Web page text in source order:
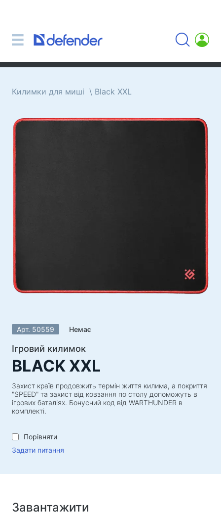
Набори (клавіатура + миша)
Клавіатури
Петличні мікрофони
Комп'ютерні мікрофони
Бездротові гарнітури
Гарнітури для мобільних пристроїв
Комп'ютерні гарнітури
Навушники
Акустичні системи
Акустичні системи 5.1
Саундбари
Акустичні системи 2.1
Радіоприймачі
Програвачі
Акустичні системи 1.0
Ігрова серія
Ігрові рулі
Ігрові крісла
Ігрові набори
Килимки для миші
Iгрові гарнітури
Ігрові миші
Килимки для миші Black XXL
Арт. 50559 Немає
Ігровий килимок
BLACK XXL
Захист країв продовжить термін життя килима, а покриття
"SPEED" та захист від ковзання по столу допоможуть в
ігрових баталіях. Бонусний код від WARTHUNDER в
комплекті.
Порівняти
Задати питання
Завантажити